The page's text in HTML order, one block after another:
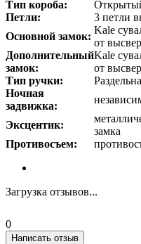
Тип короба:
Петли:
3 петли
Основной замок:
Kale
от
Дополнительный
замок:
Kale
от
Тип ручки:
Ночная
задвижка:
Эксцентик:
замка
Противосъем:
Загрузка отзывов...
0
Написать отзыв